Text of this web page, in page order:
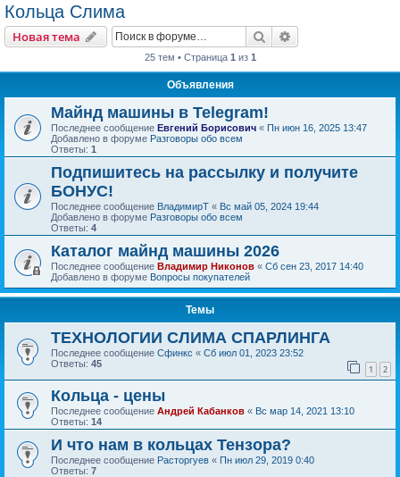
Кольца Слима
Новая тема Поиск
25 тем • Страница 1 из 1
Объявления
Майнд машины в Telegram!
Последнее сообщение Евгений Борисович « Пн июн 16, 2025 13:47
Добавлено в форуме Разговоры обо всем
Ответы: 1
Подпишитесь на рассылку и получите
БОНУС!
Последнее сообщение ВладимирТ « Вс май 05, 2024 19:44
Добавлено в форуме Разговоры обо всем
Ответы: 4
Каталог майнд машины 2026
Последнее сообщение Владимир Никонов « Сб сен 23, 2017 14:40
Добавлено в форуме Вопросы покупателей
Темы
ТЕХНОЛОГИИ СЛИМА СПАРЛИНГА
Последнее сообщение Сфинкс « Сб июл 01, 2023 23:52
Ответы: 45 1 2
Кольца - цены
Последнее сообщение Андрей Кабанков « Вс мар 14, 2021 13:10
Ответы: 14
И что нам в кольцах Тензора?
Последнее сообщение Расторгуев « Пн июл 29, 2019 0:40
Ответы: 7